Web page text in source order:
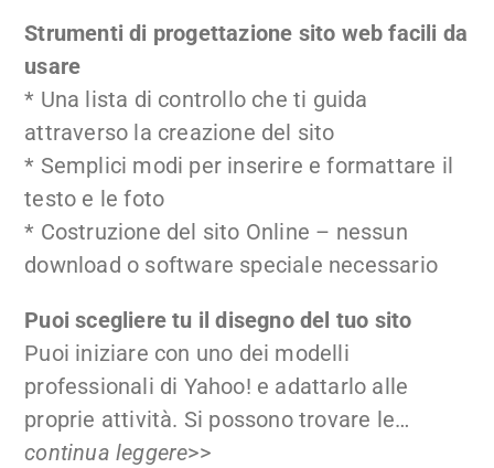
Strumenti di progettazione sito web facili da
usare
* Una lista di controllo che ti guida
attraverso la creazione del sito
* Semplici modi per inserire e formattare il
testo e le foto
* Costruzione del sito Online – nessun
download o software speciale necessario
Puoi scegliere tu il disegno del tuo sito
Puoi iniziare con uno dei modelli
professionali di Yahoo! e adattarlo alle
proprie attività. Si possono trovare le…
continua leggere>>